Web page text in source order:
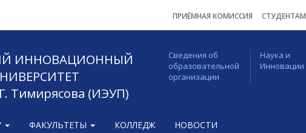
ПРИЁМНАЯ КОМИССИЯ СТУДЕНТАМ
ИННОВАЦИОННЫЙ
Тимирясова (ИЭУП)
Сведения об
образовательной
организации
Наука и
Инновации
ФАКУЛЬТЕТЫ КОЛЛЕДЖ НОВОСТИ